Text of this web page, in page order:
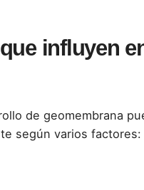
influyen
de geomembrana
según varios factores: